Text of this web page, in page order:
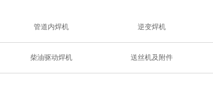
管道内焊机 逆变焊机
柴油驱动焊机 送丝机及附件